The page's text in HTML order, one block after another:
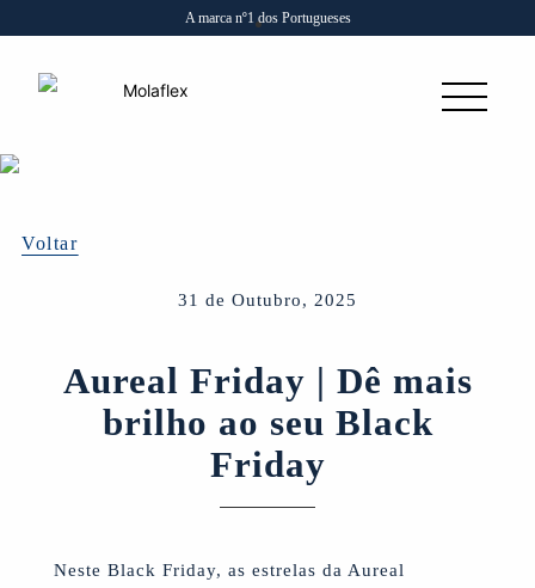
A marca nº1 dos Portugueses
Voltar
31 de Outubro, 2025
Aureal Friday | Dê mais
brilho ao seu Black
Friday
Neste Black Friday, as estrelas da Aureal